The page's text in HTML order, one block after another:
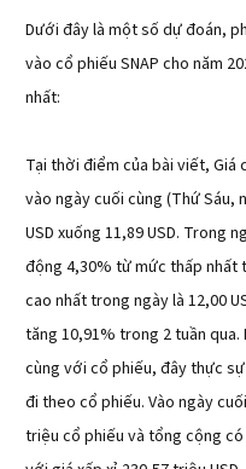
Dưới đây là một số dự đoán,
vào cổ phiếu SNAP cho năm
nhất:
Tại thời điểm của bài viết, Giá
vào ngày cuối cùng (Thứ Sáu,
USD xuống 11,89 USD. Trong
động 4,30% từ mức thấp nhất
cao nhất trong ngày là 12,00
tăng 10,91% trong 2 tuần
cùng với cổ phiếu, đây thực
đi theo cổ phiếu. Vào ngày
triệu cổ phiếu và tổng cộng